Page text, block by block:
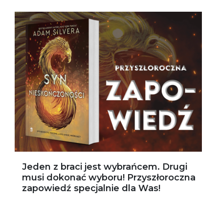
Jeden z braci jest wybrańcem. Drugi
musi dokonać wyboru! Przyszłoroczna
zapowiedź specjalnie dla Was!